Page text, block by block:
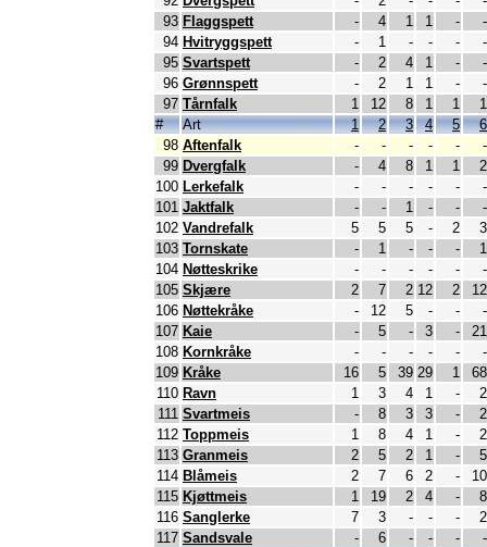
93 Flaggspett - 4 1 1 -
-
94 Hvitryggspett - 1 - - -
-
95 Svartspett - 2 4 1 -
-
96 Grønnspett - 2 1 1 -
-
97 Tårnfalk 1 12 8 1 1
1
#
Art 1 2 3 4 5
6
98 Aftenfalk - - - - -
-
99 Dvergfalk - 4 8 1 1
2
100 Lerkefalk - - - - -
-
101 Jaktfalk - - 1 - -
-
102 Vandrefalk 5 5 5 - 2
3
103 Tornskate - 1 - - -
1
104 Nøtteskrike - - - - -
-
105 Skjære 2 7 2 12 2
12
106 Nøttekråke - 12 5 - -
-
107 Kaie - 5 - 3 -
21
108 Kornkråke - - - - -
-
109 Kråke 16 5 39 29 1
68
110 Ravn 1 3 4 1 -
2
111 Svartmeis - 8 3 3 -
2
112 Toppmeis 1 8 4 1 -
2
113 Granmeis 2 5 2 1 -
5
114 Blåmeis 2 7 6 2 -
10
115 Kjøttmeis 1 19 2 4 -
8
116 Sanglerke 7 3 - - -
2
117 Sandsvale - 6 - - -
-